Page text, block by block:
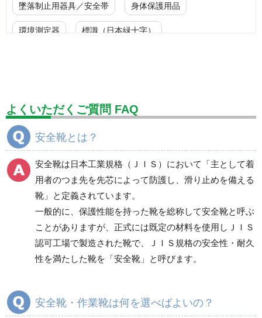
墜落制止用器具／安全帯 身体保護用品
環境測定器 標識（日本緑十字）
設備用品・作業補助用品 工事作業用品
分煙対策機器
電気保守用品 ワイパー クリーンルーム対策用品
防災グッズ（防災セット） 救急医療品
健康管理器具 季節商品
商品カテゴリ一覧
一般作業安全靴・エコ
タイプ
中編上靴・長編上靴
一般作業安全靴・スニ
ーカー型
バンドタイプ
よくいただくご質問 FAQ
安全靴とは？
安全靴は日本工業規格（ＪＩＳ）において「主として着
用者のつま先を先芯によって防護し、滑り止めを備える
靴」と定義されています。
一般的に、保護性能を持った靴を総称して安全靴と呼ぶ
ことがありますが、正式には既定の材料を使用しＪＩＳ
認可工場で製造された靴で、ＪＩＳ規格の安全性・耐久
性を満たした靴を「安全靴」と呼びます。
安全靴・作業靴は何を選べばよいの？